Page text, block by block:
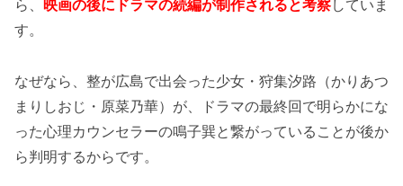
ら、 映画の後にドラマの続編が制作されると考察していま
す。
なぜなら、整が広島で出会った少女・狩集汐路（かりあつ
まりしおじ・原菜乃華）が、ドラマの最終回で明らかにな
った心理カウンセラーの鳴子巽と繋がっていることが後か
ら判明するからです。